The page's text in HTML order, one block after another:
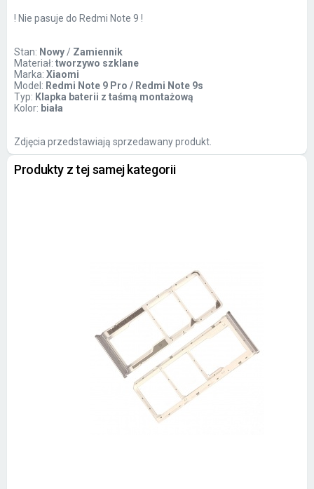
! Nie pasuje do Redmi Note 9 !
Stan: Nowy / Zamiennik
Materiał: tworzywo szklane
Marka: Xiaomi
Model: Redmi Note 9 Pro / Redmi Note 9s
Typ: Klapka baterii z taśmą montażową
Kolor: biała
Zdjęcia przedstawiają sprzedawany produkt.
Produkty z tej samej kategorii